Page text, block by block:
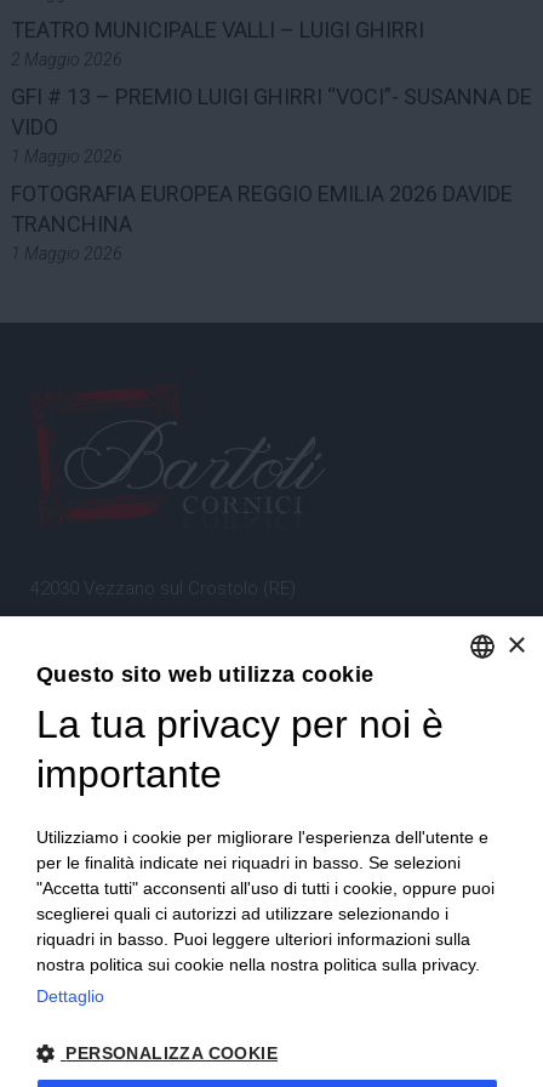
TEATRO MUNICIPALE VALLI – LUIGI GHIRRI
2 Maggio 2026
GFI # 13 – PREMIO LUIGI GHIRRI “VOCI”- SUSANNA DE
VIDO
1 Maggio 2026
FOTOGRAFIA EUROPEA REGGIO EMILIA 2026 DAVIDE
TRANCHINA
1 Maggio 2026
42030 Vezzano sul Crostolo (RE)
Tel.
Stefano Bartoli – P.Iva00764300356
Home Progetto News
Archivio/Portfolio
Contatti
×
Questo sito web utilizza cookie
La tua privacy per noi è
importante
Utilizziamo i cookie per migliorare l'esperienza dell'utente e
per le finalità indicate nei riquadri in basso. Se selezioni
"Accetta tutti" acconsenti all'uso di tutti i cookie, oppure puoi
sceglierei quali ci autorizzi ad utilizzare selezionando i
riquadri in basso. Puoi leggere ulteriori informazioni sulla
nostra politica sui cookie nella nostra politica sulla privacy.
Dettaglio
PERSONALIZZA COOKIE